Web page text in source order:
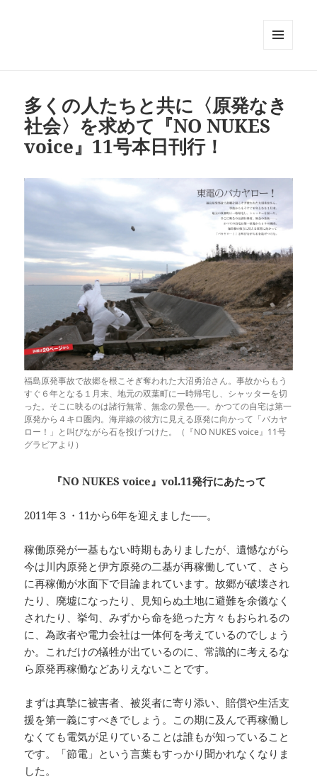
多くの人たちと共に〈原発なき
社会〉を求めて『NO NUKES
voice』11号本日刊行！
福島原発事故で故郷を根こそぎ奪われた大沼勇治さん。事故からもう
すぐ６年となる１月末、地元の双葉町に一時帰宅し、シャッターを切
った。そこに映るのは諸行無常、無念の景色──。かつての自宅は第一
原発から４キロ圏内。海岸線の彼方に見える原発に向かって「バカヤ
ロー！」と叫びながら石を投げつけた。（『NO NUKES voice』11号
グラビアより）
『NO NUKES voice』vol.11発行にあたって
2011年３・11から6年を迎えました──。
稼働原発が一基もない時期もありましたが、遺憾ながら
今は川内原発と伊方原発の二基が再稼働していて、さら
に再稼働が水面下で目論まれています。故郷が破壊され
たり、廃墟になったり、見知らぬ土地に避難を余儀なく
されたり、挙句、みずから命を絶った方々もおられるの
に、為政者や電力会社は一体何を考えているのでしょう
か。これだけの犠牲が出ているのに、常識的に考えるな
ら原発再稼働などありえないことです。
まずは真摯に被害者、被災者に寄り添い、賠償や生活支
援を第一義にすべきでしょう。この期に及んで再稼働し
なくても電気が足りていることは誰もが知っていること
です。「節電」という言葉もすっかり聞かれなくなりま
した。